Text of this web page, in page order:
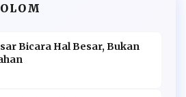
Bicara Hal Besar, Bukan